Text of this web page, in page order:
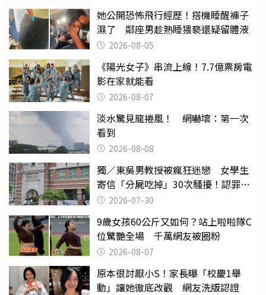
她公開恐怖飛行經歷！搭機睡醒褲子
濕了 鄰座男趁熟睡猥褻還疑留體液
2026-08-05
《陽光女子》串流上線！7.7億票房電
影在家就能看
2026-08-07
淡水驚見龍捲風！ 網嚇壞：第一次
看到
2026-08-08
獨／東吳男教授被瘋狂迷戀 女學生
寄信「分屍吃掉」30次騷擾！認罪免
關 2026-07-30
9歲女孩60公斤又如何？站上啦啦隊C
位驚艷全場 千萬網友被圈粉
2026-08-07
原本很討厭小S！家長曝「校慶1舉
動」讓她徹底改觀 網友洗版認證